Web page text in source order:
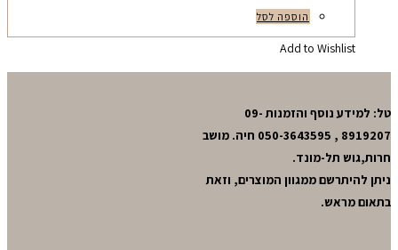
הוספה לסל
Add to Wishlist
טל: למידע נוסף והזמנות 09-
8919207 , 050-3643595 חיה. מושב
חרות,גוש תל-מונד.
ניתן להיתרשם ממגוון המוצרים, וזאת
בתאום מראש.